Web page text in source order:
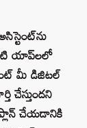
యాప్‌లలో
మీ డిజిటల్
చేస్తుందని
చేయడానికి